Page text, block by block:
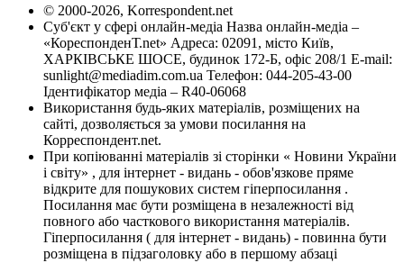
© 2000-2026, Korrespondent.net
Суб'єкт у сфері онлайн-медіа Назва онлайн-медіа –
«КореспонденТ.net» Адреса: 02091, місто Київ,
ХАРКІВСЬКЕ ШОСЕ, будинок 172-Б, офіс 208/1 E-mail:
sunlight@mediadim.com.ua Телефон: 044-205-43-00
Ідентифікатор медіа – R40-06068
Використання будь-яких матеріалів, розміщених на
сайті, дозволяється за умови посилання на
Корреспондент.net.
При копіюванні матеріалів зі сторінки « Новини України
і світу» , для інтернет - видань - обов'язкове пряме
відкрите для пошукових систем гіперпосилання .
Посилання має бути розміщена в незалежності від
повного або часткового використання матеріалів.
Гіперпосилання ( для інтернет - видань) - повинна бути
розміщена в підзаголовку або в першому абзаці